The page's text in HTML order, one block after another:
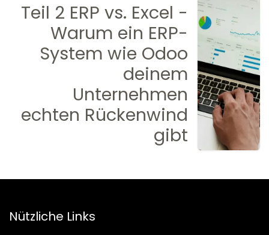
Teil 2 ERP vs. Excel -
Warum ein ERP-
System wie Odoo
deinem
Unternehmen
echten Rückenwind
gibt
Nützliche Links